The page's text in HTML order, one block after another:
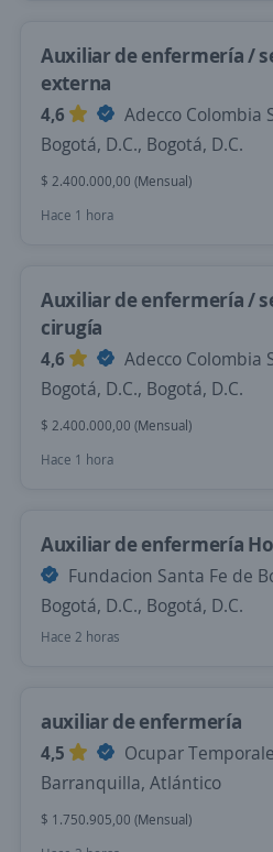
Auxiliar de enfermería /
externa
4,6
Adecco Colombia
Bogotá, D.C., Bogotá, D.C.
$ 2.400.000,00 (Mensual)
Hace 1 hora
Auxiliar de enfermería /
cirugía
4,6
Adecco Colombia
Bogotá, D.C., Bogotá, D.C.
$ 2.400.000,00 (Mensual)
Hace 1 hora
Auxiliar de enfermería
Fundacion Santa Fe de
Bogotá, D.C., Bogotá, D.C.
Hace 2 horas
auxiliar de enfermería
4,5
Ocupar
Barranquilla, Atlántico
$ 1.750.905,00 (Mensual)